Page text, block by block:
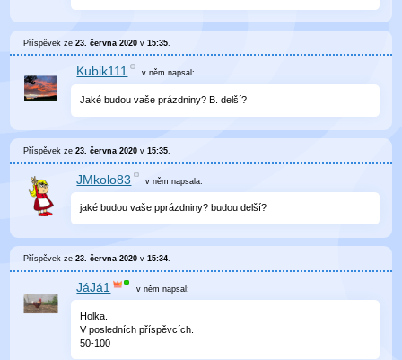
Příspěvek ze23. června 2020 v15:35
Kubik111 v němnapsal:
Jaké budou vaše prázdniny? B. delší?
Příspěvek ze23. června 2020 v15:35
JMkolo83 v němnapsala:
jaké budou vaše pprázdniny? budou delší?
Příspěvek ze23. června 2020 v15:34.
JáJá1 v něm napsal:
Holka.
V posledních příspěvcích.
50-100